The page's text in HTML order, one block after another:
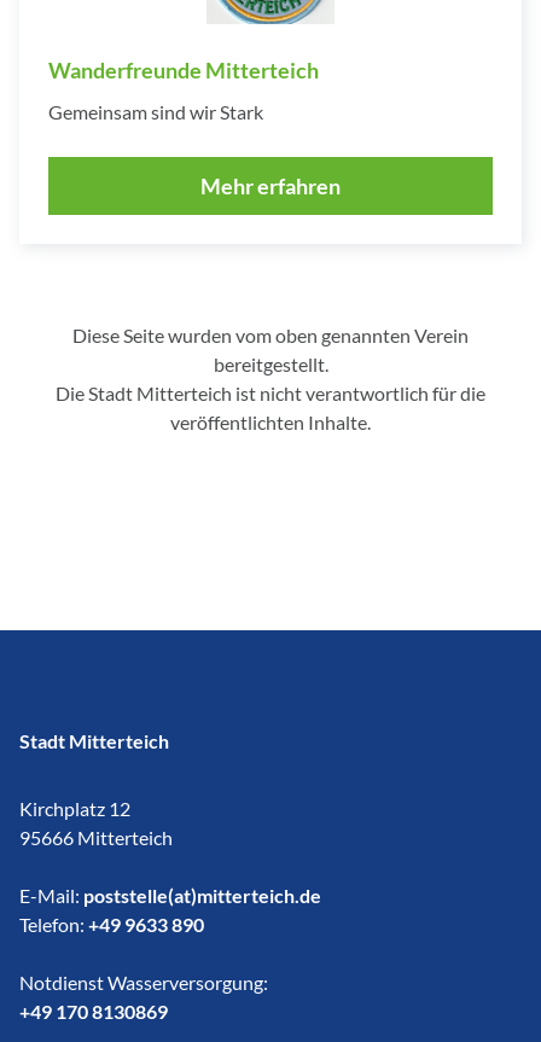
Wanderfreunde Mitterteich
Gemeinsam sind wir Stark
Mehr erfahren
Diese Seite wurden vom oben genannten Verein
bereitgestellt.
Die Stadt Mitterteich ist nicht verantwortlich für die
veröffentlichten Inhalte.
Stadt Mitterteich
Kirchplatz 12
95666 Mitterteich
E-Mail: poststelle(at)mitterteich.de
Telefon: +49 9633 890
Notdienst Wasserversorgung:
​​​​​​​+49 170 8130869